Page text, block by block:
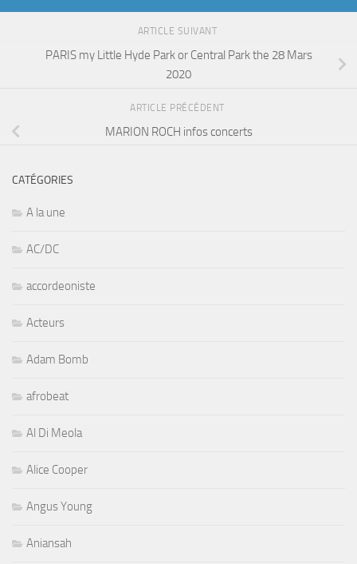
ARTICLE SUIVANT
PARIS my Little Hyde Park or Central Park the 28 Mars
2020
ARTICLE PRÉCÉDENT
MARION ROCH infos concerts
CATÉGORIES
A la une
AC/DC
accordeoniste
Acteurs
Adam Bomb
afrobeat
Al Di Meola
Alice Cooper
Angus Young
Aniansah